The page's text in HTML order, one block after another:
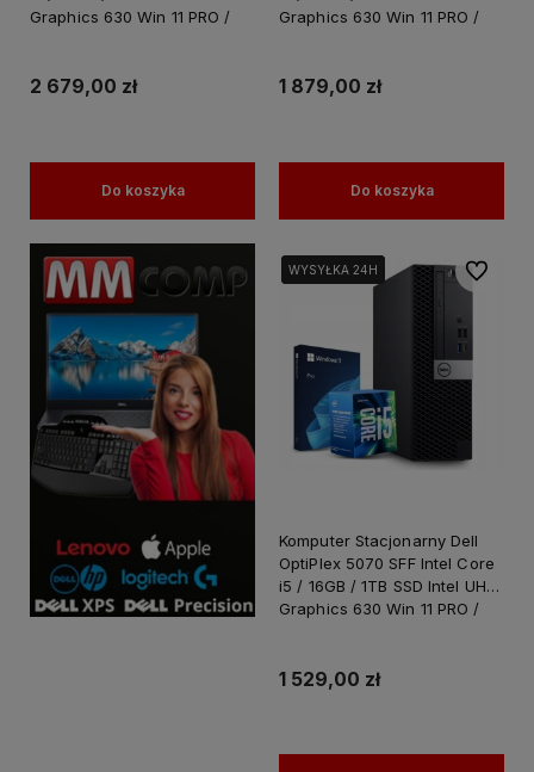
Graphics 630 Win 11 PRO /
2 679,00 zł
Do koszyka
Graphics 630 Win 11 PRO /
1 879,00 zł
Do koszyka
WYSYŁKA 24H
WYSYŁKA 24H
Komputer Stacjonarny Dell
OptiPlex 5070 SFF Intel Core
i5 / 16GB / 1TB SSD Intel UHD
Graphics 630 Win 11 PRO /
1 529,00 zł
Do